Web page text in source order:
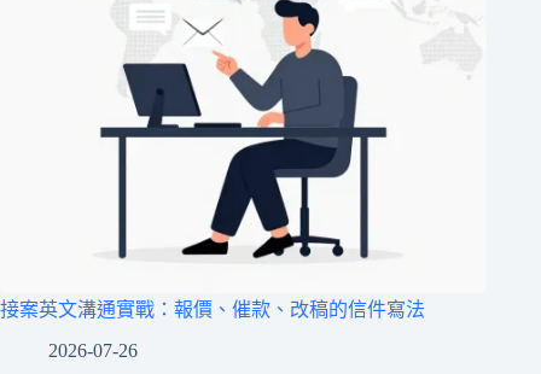
接案英文溝通實戰：報價、催款、改稿的信件寫法
2026-07-26